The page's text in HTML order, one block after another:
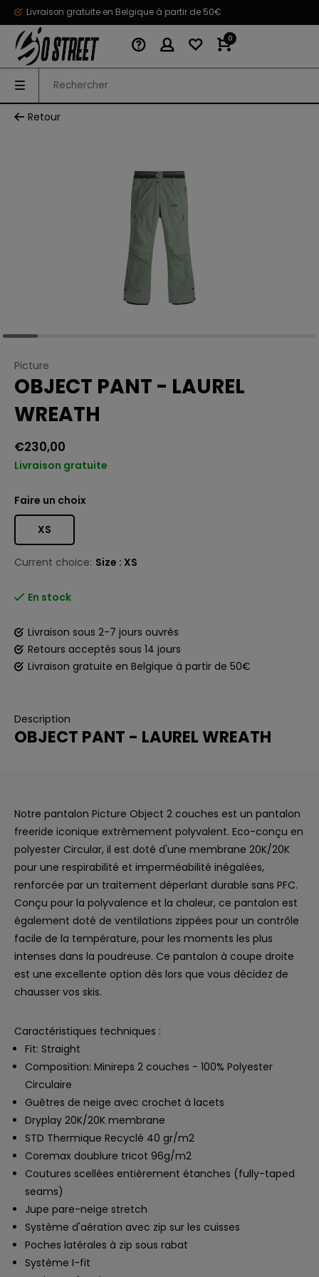
Livraison gratuite en Belgique à partir de 50€
0
Retour
Picture
OBJECT PANT - LAUREL
WREATH
€230,00
Livraison gratuite
Faire un choix
XS
Current choice: Size : XS
En stock
Livraison sous 2-7 jours ouvrés
Retours acceptés sous 14 jours
Livraison gratuite en Belgique à partir de 50€
Description
OBJECT PANT - LAUREL WREATH
Notre pantalon Picture Object 2 couches est un pantalon
freeride iconique extrêmement polyvalent. Eco-conçu en
polyester Circular, il est doté d'une membrane 20K/20K
pour une respirabilité et imperméabilité inégalées,
renforcée par un traitement déperlant durable sans PFC.
Conçu pour la polyvalence et la chaleur, ce pantalon est
également doté de ventilations zippées pour un contrôle
facile de la température, pour les moments les plus
intenses dans la poudreuse. Ce pantalon à coupe droite
est une excellente option dès lors que vous décidez de
chausser vos skis.
Caractéristiques techniques :
Fit: Straight
Composition: Minireps 2 couches - 100% Polyester
Circulaire
Guêtres de neige avec crochet à lacets
Dryplay 20K/20K membrane
STD Thermique Recyclé 40 gr/m2
Coremax doublure tricot 96g/m2
Coutures scellées entièrement étanches (fully-taped
seams)
Jupe pare-neige stretch
Système d'aération avec zip sur les cuisses
Poches latérales à zip sous rabat
Système I-fit